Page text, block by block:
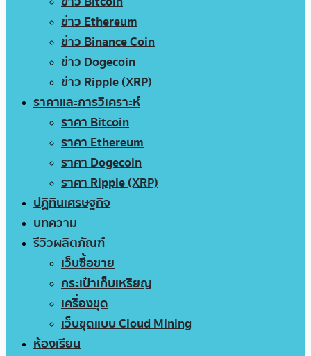
ข่าว Ethereum
ข่าว Binance Coin
ข่าว Dogecoin
ข่าว Ripple (XRP)
ราคาและการวิเคราะห์
ราคา Bitcoin
ราคา Ethereum
ราคา Dogecoin
ราคา Ripple (XRP)
ปฏิทินเศรษฐกิจ
บทความ
รีวิวผลิตภัณฑ์
เว็บซื้อขาย
กระเป๋าเก็บเหรียญ
เครื่องขุด
เว็บขุดแบบ Cloud Mining
ห้องเรียน